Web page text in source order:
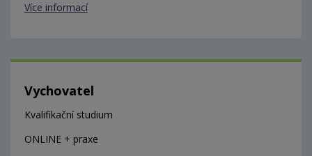
Více informací
Vychovatel
Kvalifikační studium
ONLINE + praxe